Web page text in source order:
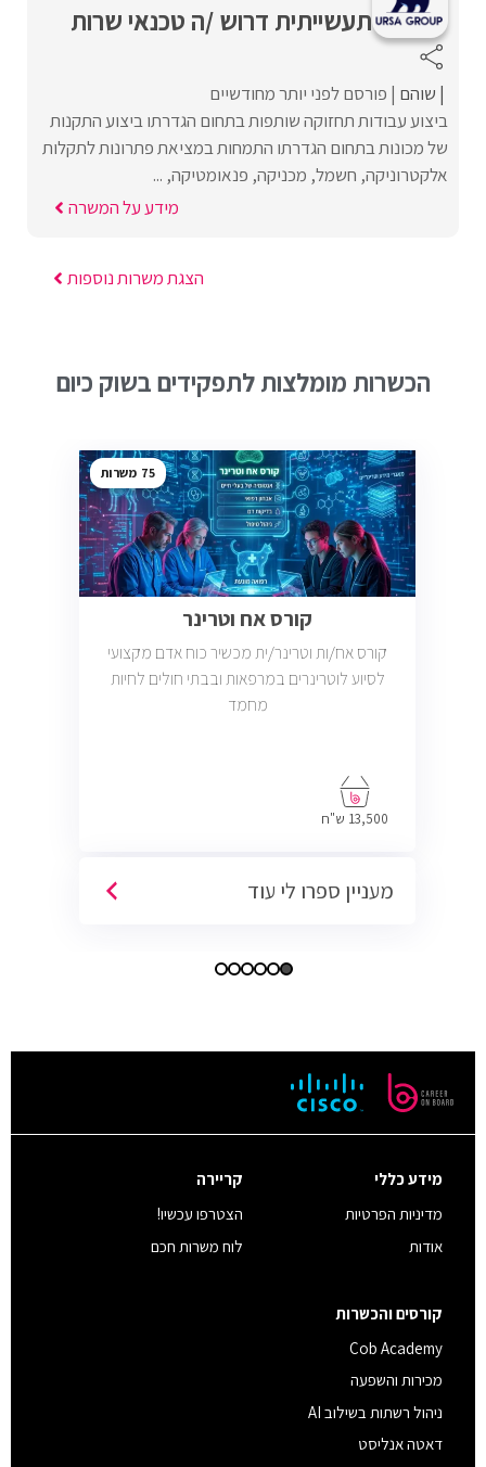
תעשייתית דרוש /ה טכנאי שרות
שוהם פורסם לפני יותר מחודשיים
ביצוע עבודות תחזוקה שותפות בתחום הגדרתו ביצוע התקנות
של מכונות בתחום הגדרתו התמחות במציאת פתרונות לתקלות
אלקטרוניקה, חשמל, מכניקה, פנאומטיקה, ...
מידע על המשרה
הצגת משרות נוספות
הכשרות מומלצות לתפקידים בשוק כיום
75
קורס אח וטרינר
קורס אח/ות וטרינר/ית מכשיר כוח אדם מקצועי
לסיוע לוטרינרים במרפאות ובבתי חולים לחיות
מחמד
13,500 ש"ח
מעניין ספרו לי עוד
מידע כללי
מדיניות הפרטיות
אודות
קריירה
הצטרפו עכשיו!
לוח משרות חכם
קורסים והכשרות
Cob Academy
מכירות והשפעה
ניהול רשתות בשילוב AI
דאטה אנליסט